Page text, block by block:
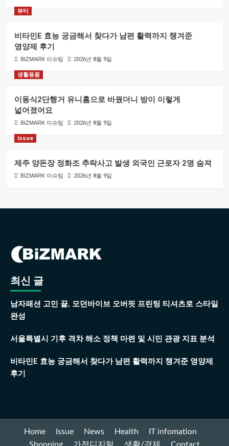
뷰티
비타민E 효능 궁금해서 찾다가 남편 활력까지 챙겨준
영양제 후기
BIZMARK 이슈팀 2026년 8월 9일
생활용품
이동식2단행거 유니홈으로 바꿨더니 방이 이렇게
넓어졌어요
BIZMARK 이슈팀 2026년 8월 9일
Issue
제주 양돈장 정화조 추락사고 발생 외국인 근로자 2명 숨져
BIZMARK 이슈팀 2026년 8월 9일
최신 글
남자패션 고민 끝, 모던바이브 오버핏 프린팅 티셔츠로 스타일
완성
서울특별시 기후 격차 해소 정책 마련 및 시민 관광 지표 분석
비타민E 효능 궁금해서 찾다가 남편 활력까지 챙겨준 영양제
후기
Home Issue News Health
IT infomation